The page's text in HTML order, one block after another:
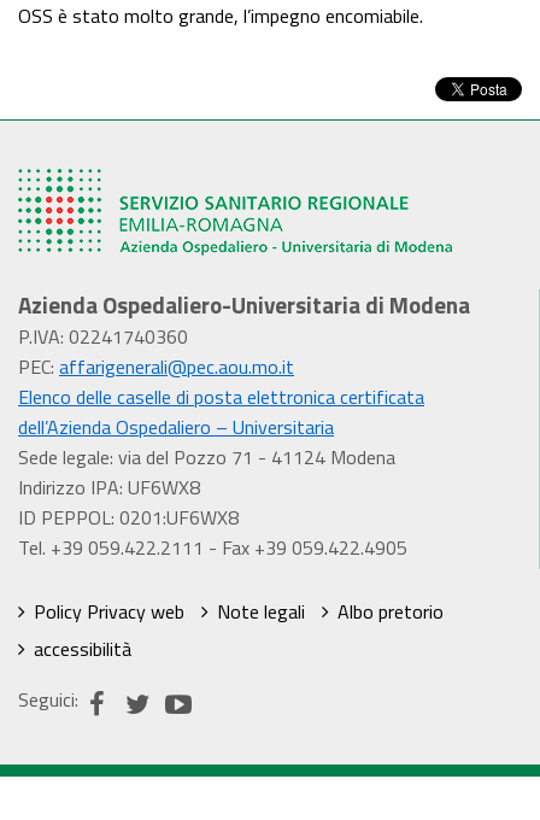
OSS è stato molto grande, l’impegno encomiabile.
Azienda Ospedaliero-Universitaria di Modena
P.IVA: 02241740360
PEC: affarigenerali@pec.aou.mo.it
Elenco delle caselle di posta elettronica certificata
dell’Azienda Ospedaliero – Universitaria
Sede legale: via del Pozzo 71 - 41124 Modena
Indirizzo IPA: UF6WX8
ID PEPPOL: 0201:UF6WX8
Tel. +39 059.422.2111 - Fax +39 059.422.4905
Policy Privacy web Note legali
Albo pretorio
accessibilità
Seguici: